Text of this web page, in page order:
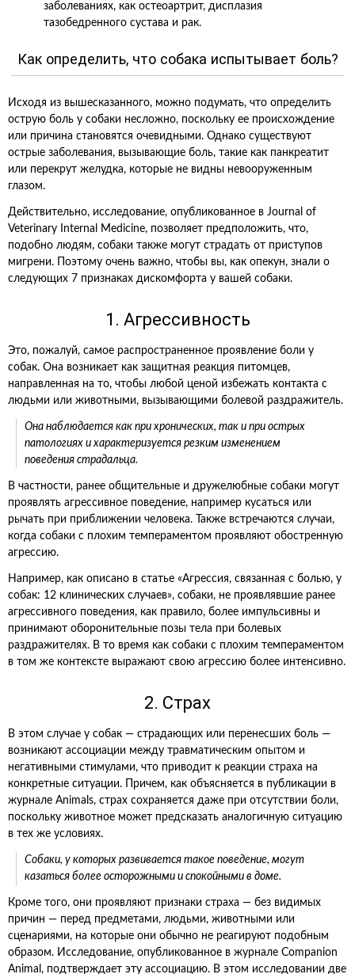
заболеваниях, как остеоартрит, дисплазия
тазобедренного сустава и рак.
Как определить, что собака испытывает боль?
Исходя из вышесказанного, можно подумать, что определить
острую боль у собаки несложно, поскольку ее происхождение
или причина становятся очевидными. Однако существуют
острые заболевания, вызывающие боль, такие как панкреатит
или перекрут желудка, которые не видны невооруженным
глазом.
Действительно, исследование, опубликованное в Journal of
Veterinary Internal Medicine, позволяет предположить, что,
подобно людям, собаки также могут страдать от приступов
мигрени. Поэтому очень важно, чтобы вы, как опекун, знали о
следующих 7 признаках дискомфорта у вашей собаки.
1. Агрессивность
Это, пожалуй, самое распространенное проявление боли у
собак. Она возникает как защитная реакция питомцев,
направленная на то, чтобы любой ценой избежать контакта с
людьми или животными, вызывающими болевой раздражитель.
Она наблюдается как при хронических, так и при острых
патологиях и характеризуется резким изменением
поведения страдальца.
В частности, ранее общительные и дружелюбные собаки могут
проявлять агрессивное поведение, например кусаться или
рычать при приближении человека. Также встречаются случаи,
когда собаки с плохим темпераментом проявляют обостренную
агрессию.
Например, как описано в статье «Агрессия, связанная с болью, у
собак: 12 клинических случаев», собаки, не проявлявшие ранее
агрессивного поведения, как правило, более импульсивны и
принимают оборонительные позы тела при болевых
раздражителях. В то время как собаки с плохим темпераментом
в том же контексте выражают свою агрессию более интенсивно.
2. Страх
В этом случае у собак — страдающих или перенесших боль —
возникают ассоциации между травматическим опытом и
негативными стимулами, что приводит к реакции страха на
конкретные ситуации. Причем, как объясняется в публикации в
журнале Animals, страх сохраняется даже при отсутствии боли,
поскольку животное может предсказать аналогичную ситуацию
в тех же условиях.
Собаки, у которых развивается такое поведение, могут
казаться более осторожными и спокойными в доме.
Кроме того, они проявляют признаки страха — без видимых
причин — перед предметами, людьми, животными или
сценариями, на которые они обычно не реагируют подобным
образом. Исследование, опубликованное в журнале Companion
Animal, подтверждает эту ассоциацию. В этом исследовании две